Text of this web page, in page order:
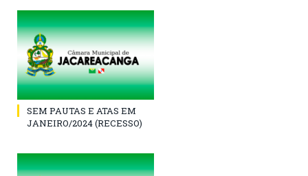
SEM PAUTAS E ATAS EM
JANEIRO/2024 (RECESSO)